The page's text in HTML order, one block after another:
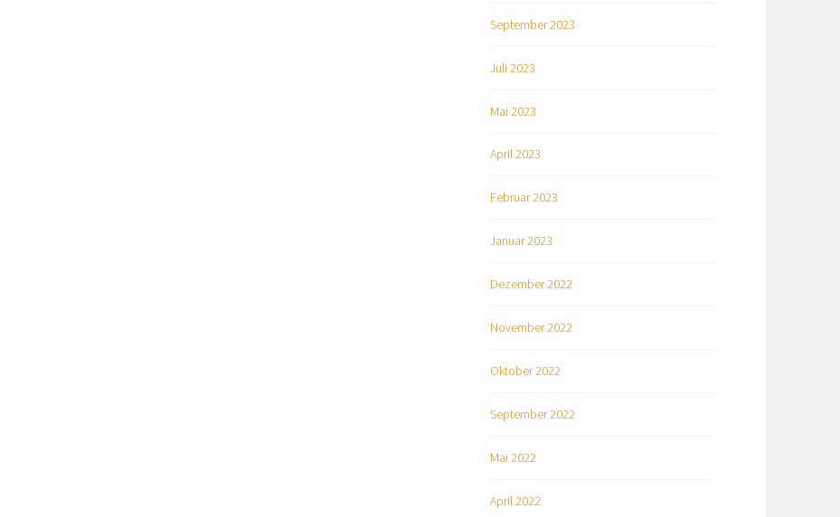
September 2023
Juli 2023
Mai 2023
April 2023
Februar 2023
Januar 2023
Dezember 2022
November 2022
Oktober 2022
September 2022
Mai 2022
April 2022